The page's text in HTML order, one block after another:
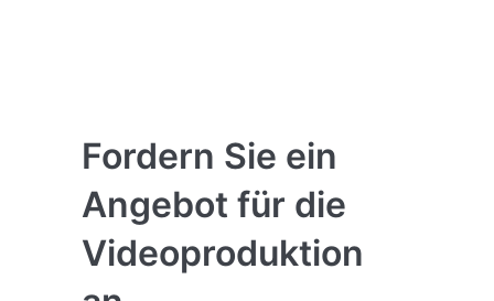
Fordern Sie ein
Angebot für die
Videoproduktion